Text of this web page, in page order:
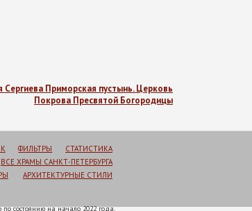
Сергиева Приморская пустынь. Церковь
Покрова Пресвятой Богородицы
ФИЛЬТРЫ
СТАТИСТИКА
ВСЕ ХРАМЫ САНКТ-ПЕТЕРБУРГА
АРХИТЕКТУРНЫЕ СТИЛИ
состоянию на начало 2022 года.